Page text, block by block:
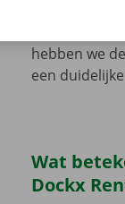
systeem
hebben we
een
Wat
Dockx